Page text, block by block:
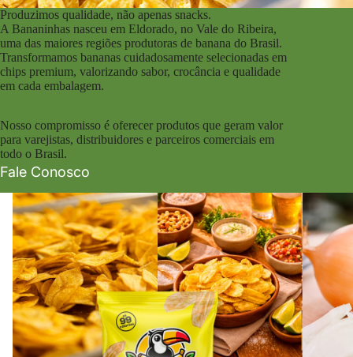
Produzimos qualidade, não apenas snacks.
A Bananinhas nasceu em Eldorado, no Vale do Ribeira,
uma das maiores regiões produtoras de banana do Brasil.
Transformamos bananas cuidadosamente selecionadas em
chips premium, valorizando sabor, crocância e qualidade
em cada embalagem.
Nosso compromisso é oferecer produtos que geram valor
para varejistas, distribuidores e parceiros comerciais em
todo o Brasil.
Fale Conosco